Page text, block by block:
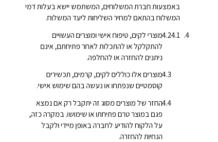
באמצעות חברת המשלוחים, המשתמש יישא בעלות דמי
המשלוח בהתאם למחיר השליחות ליעד המשלוח.
מוצרי לקים, טיפוח אישי ומוצרים העשויים
להתקלקל או להתכלות לאחר פתיחתם, אינם
ניתנים להחזרה או להחלפה.
מוצרים אלו כוללים לקים, קרמים, תכשירים
קוסמטיים שנפתחו או נעשה בהם שימוש אישי.
החזר של מוצרים מסוג זה יתקבל רק אם נמצא
פגם במוצר טרם פתיחתו או שימושו. במקרה כזה,
על הלקוח להודיע לחברה באופן מיידי ולקבל
הנחיות להחזרה.